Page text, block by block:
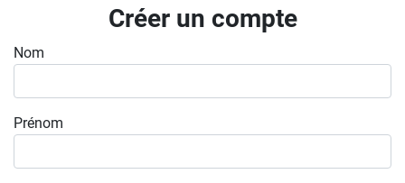
Publiez une offre d'emploi
Créer un compte
Nom
Prénom